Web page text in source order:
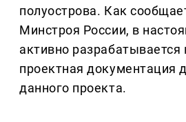
полуострова. Как
Минстроя России, в
активно разрабатывается
проектная документация
данного проекта.